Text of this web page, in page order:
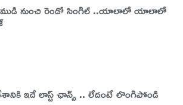
నుంచి రెండో సింగిల్ ..యాలాలో యాలాలో
ఇదే లాస్ట్ ఛాన్స్ .. లేదంటే లొంగిపోండి